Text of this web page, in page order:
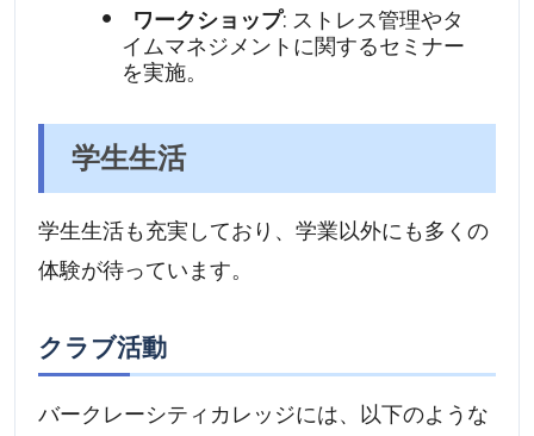
ワークショップ: ストレス管理やタ
イムマネジメントに関するセミナー
を実施。
学生生活
学生生活も充実しており、学業以外にも多くの
体験が待っています。
クラブ活動
バークレーシティカレッジには、以下のような